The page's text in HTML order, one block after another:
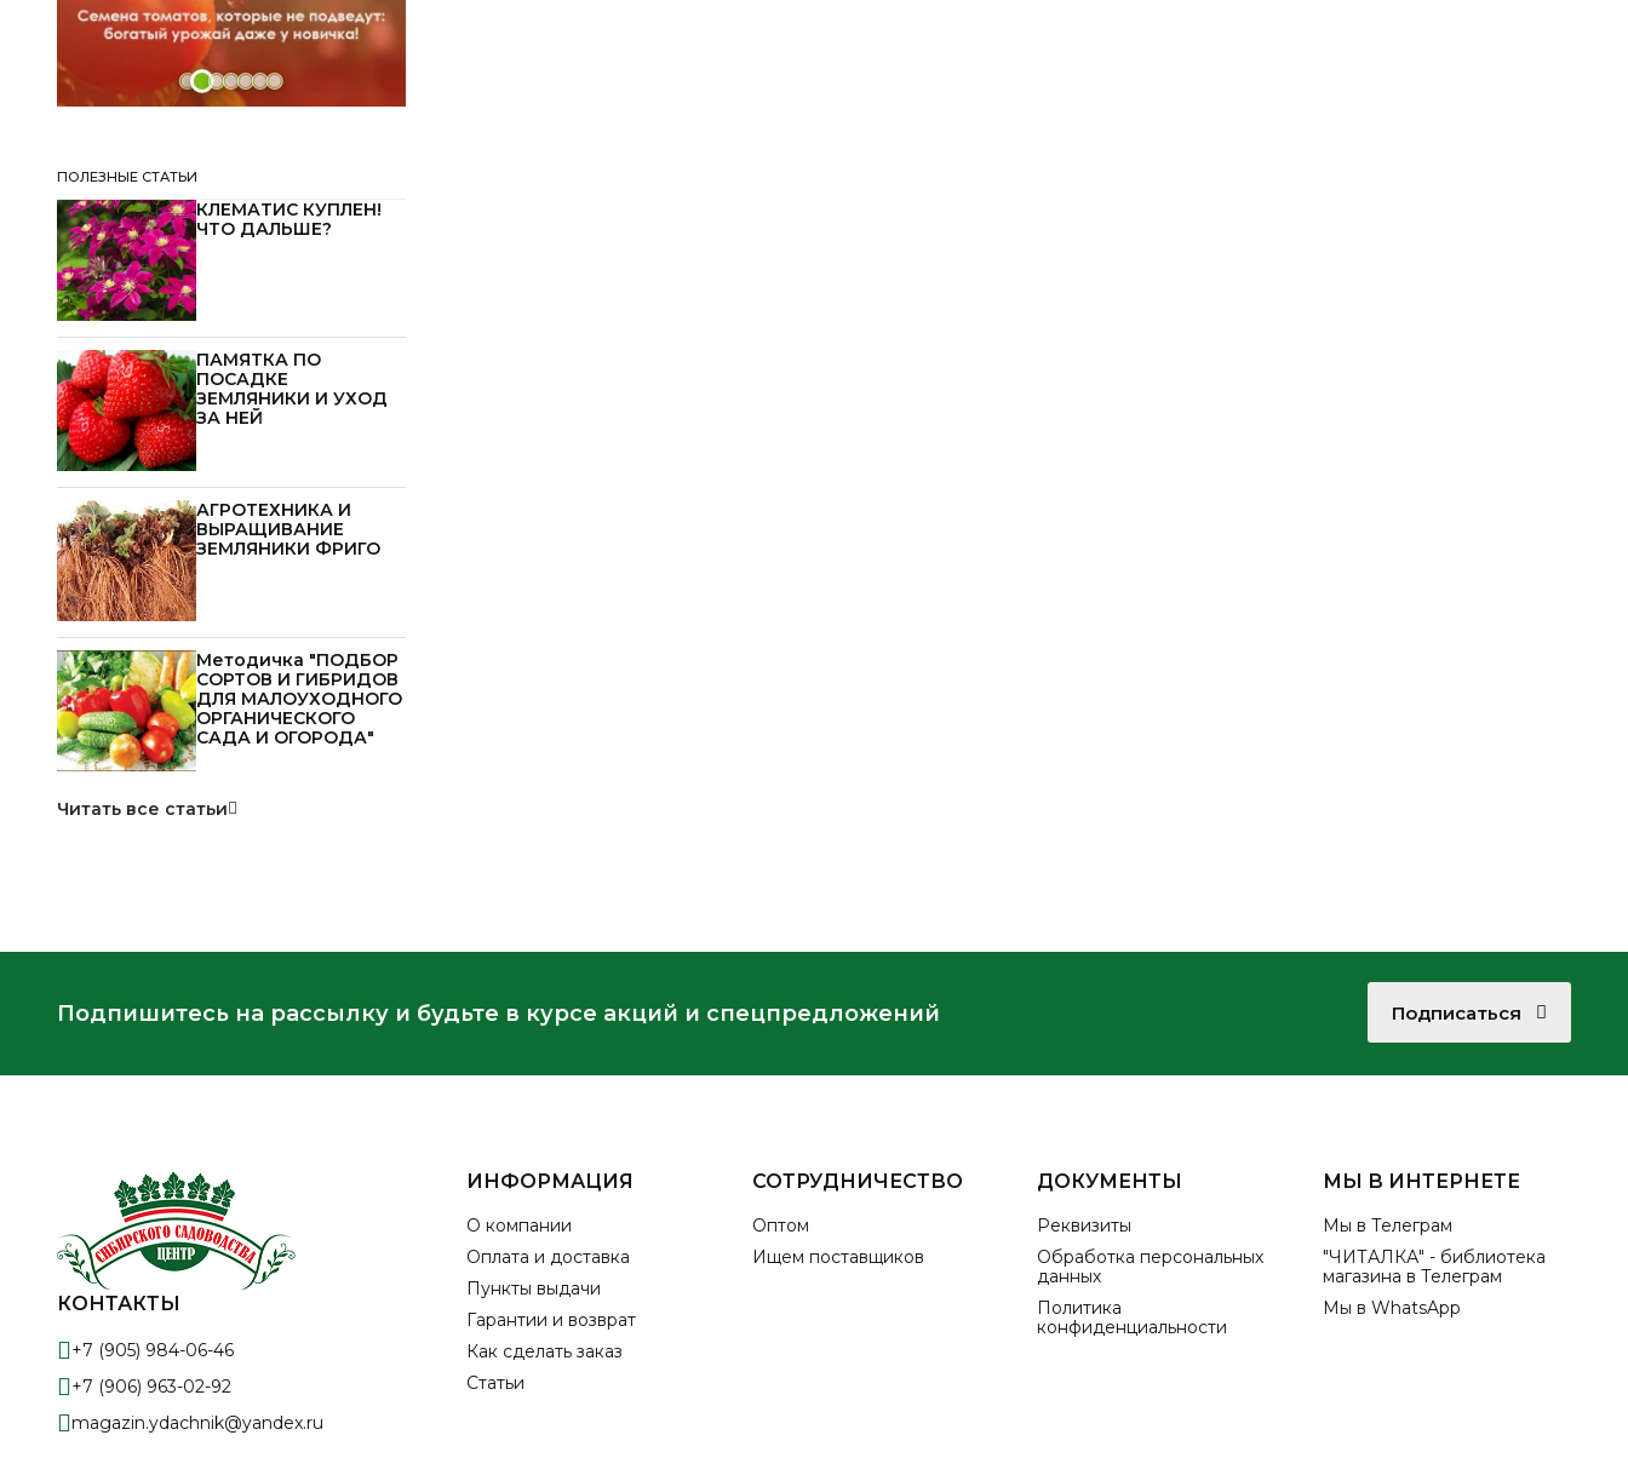
ПОЛЕЗНЫЕ СТАТЬИ
КЛЕМАТИС КУПЛЕН!
ЧТО ДАЛЬШЕ?
ПАМЯТКА ПО
ПОСАДКЕ
ЗЕМЛЯНИКИ И УХОД
ЗА НЕЙ
АГРОТЕХНИКА И
ВЫРАЩИВАНИЕ
ЗЕМЛЯНИКИ ФРИГО
Методичка "ПОДБОР
СОРТОВ И ГИБРИДОВ
ДЛЯ МАЛОУХОДНОГО
ОРГАНИЧЕСКОГО
САДА И ОГОРОДА"
Читать все статьи
Подпишитесь на рассылку и будьте в курсе акций и спецпредложений Подписаться
КОНТАКТЫ
+7 (905) 984-06-46
+7 (906) 963-02-92
magazin.ydachnik@yandex.ru
ИНФОРМАЦИЯ
О компании
Оплата и доставка
Пункты выдачи
Гарантии и возврат
Как сделать заказ
Статьи
СОТРУДНИЧЕСТВО
Оптом
Ищем поставщиков
ДОКУМЕНТЫ
Реквизиты
Обработка персональных
данных
Политика
конфиденциальности
МЫ В ИНТЕРНЕТЕ
Мы в Телеграм
"ЧИТАЛКА" - библиотека
магазина в Телеграм
Мы в WhatsApp